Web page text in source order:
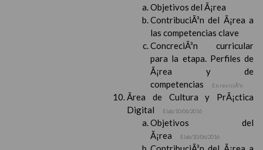
Objetivos del Ã¡rea
ContribuciÃ³n del Ã¡rea a
las competencias clave
ConcreciÃ³n curricular
para la etapa. Perfiles de
Ã¡rea y de
competencias
En revisiÃ³n
Ãrea de Cultura y PrÃ¡ctica
Digital
Elab/10/06/2016
Objetivos del
Ã¡rea
Elab/10/06/2016